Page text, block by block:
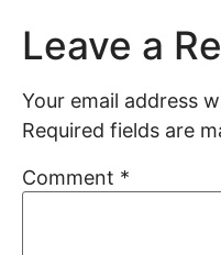
Leave a
Your email address
Required fields are
Comment *